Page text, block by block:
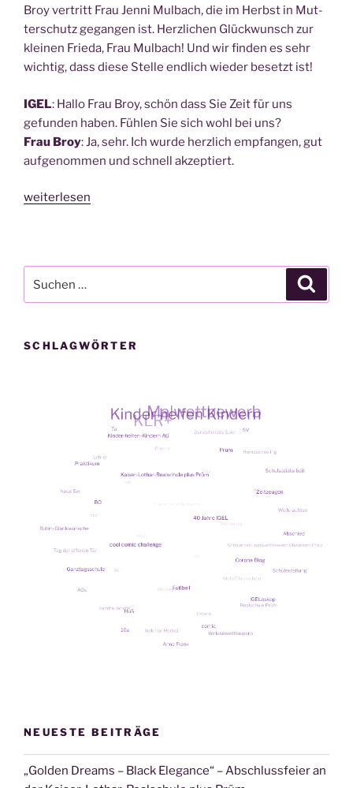
Broy ver­tritt Frau Jen­ni Mul­bach, die im Herbst in Mut­
ter­schutz gegan­gen ist. Herz­li­chen Glück­wunsch zur
klei­nen Frie­da, Frau Mul­bach! Und wir fin­den es sehr
wich­tig, dass die­se Stel­le end­lich wie­der besetzt ist!
IGEL: Hal­lo Frau Broy, schön dass Sie Zeit für uns
gefun­den haben. Füh­len Sie sich wohl bei uns?
Frau Broy: Ja, sehr. Ich wur­de herz­lich emp­fan­gen, gut
auf­ge­nom­men und schnell akzep­tiert.
„Caro­
re
Sozia­
weiterlesen
nach:
SCHLAGWÖRTER
NEUESTE BEITRÄGE
„Golden Dreams – Black Elegance“ – Abschlussfeier an